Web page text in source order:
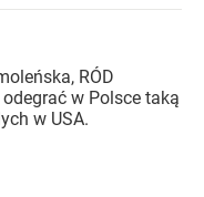
RÓD
odegrać w Polsce taką
w USA.